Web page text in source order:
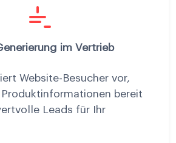
im Vertrieb
Website-Besucher vor,
bereit
Leads für Ihr